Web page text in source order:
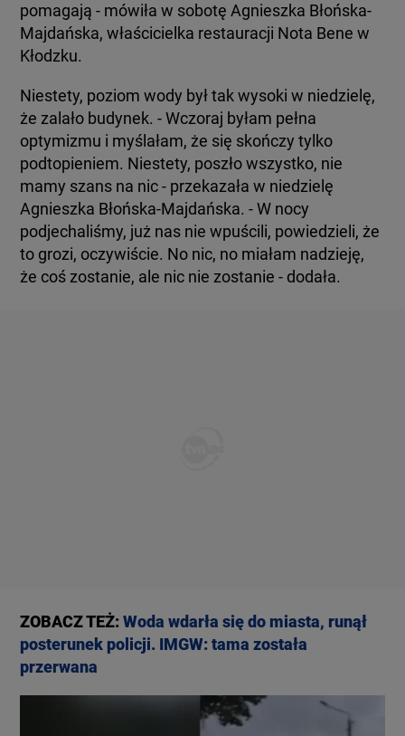
pomagają - mówiła w sobotę Agnieszka Błońska-
Majdańska, właścicielka restauracji Nota Bene w
Kłodzku.
Niestety, poziom wody był tak wysoki w niedzielę,
że zalało budynek. - Wczoraj byłam pełna
optymizmu i myślałam, że się skończy tylko
podtopieniem. Niestety, poszło wszystko, nie
mamy szans na nic - przekazała w niedzielę
Agnieszka Błońska-Majdańska. - W nocy
podjechaliśmy, już nas nie wpuścili, powiedzieli, że
to grozi, oczywiście. No nic, no miałam nadzieję,
że coś zostanie, ale nic nie zostanie - dodała.
ZOBACZ TEŻ:Woda wdarła się do miasta, runął
posterunek policji. IMGW: tama została
przerwana